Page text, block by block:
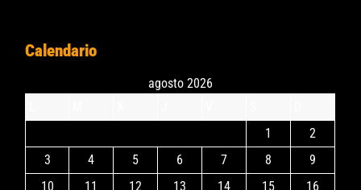
Calendario
agosto 2026
1
2
3
4 5 6 7 8
9
10
11 12 13 14 15 16